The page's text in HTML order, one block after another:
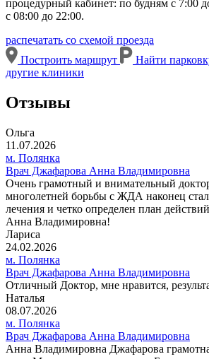
процедурный кабинет: по будням с 7:00
с 08:00 до 22:00.
распечатать со схемой проезда
Построить маршрут
Найти
другие клиники
Отзывы
Ольга
11.07.2026
м. Полянка
Врач Джафарова Анна Владимировна
Очень грамотный и внимательный
многолетней борьбы с ЖДА наконец
лечения и четко определен план
Анна Владимировна!
Лариса
24.02.2026
м. Полянка
Врач Джафарова Анна Владимировна
Отличный Доктор, мне нравится,
Наталья
08.07.2026
м. Полянка
Врач Джафарова Анна Владимировна
Анна Владимировна Джафарова